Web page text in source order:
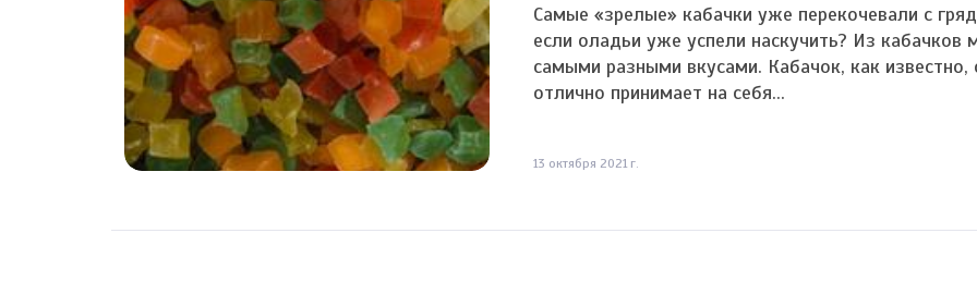
Самые «зрелые» кабачки уже перекочевали с
если оладьи уже успели наскучить? Из
самыми разными вкусами. Кабачок, как
отлично принимает на себя...
13 октября 2021 г.